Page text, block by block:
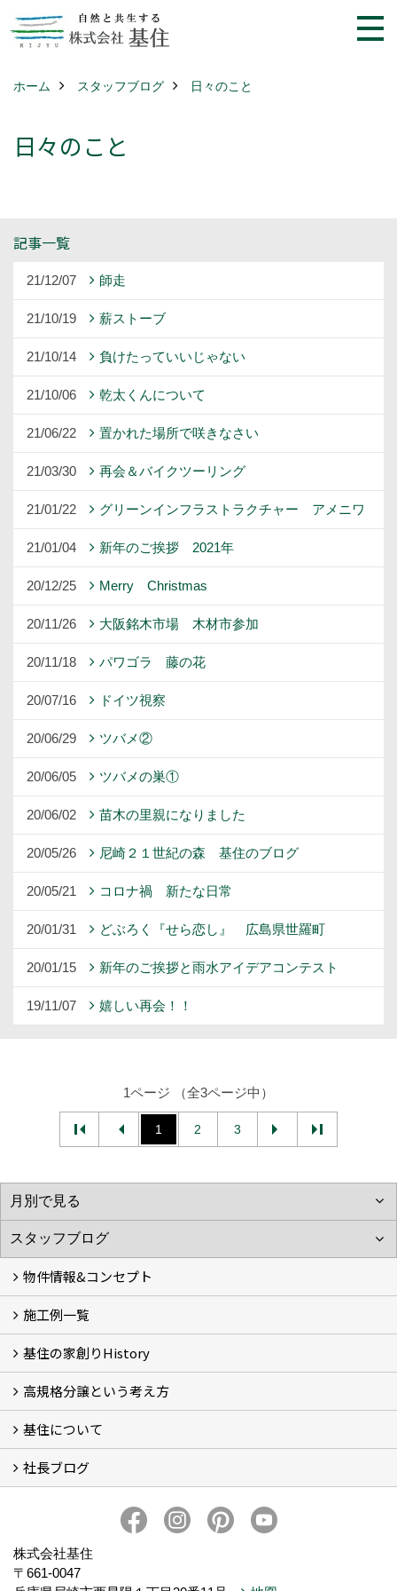
ホーム スタッフブログ 日々のこと
日々のこと
記事一覧
21/12/07 師走
21/10/19 薪ストーブ
21/10/14 負けたっていいじゃない
21/10/06 乾太くんについて
21/06/22 置かれた場所で咲きなさい
21/03/30 再会＆バイクツーリング
21/01/22 グリーンインフラストラクチャー アメニワ
21/01/04 新年のご挨拶 2021年
20/12/25 Merry Christmas
20/11/26 大阪銘木市場 木材市参加
20/11/18 パワゴラ 藤の花
20/07/16 ドイツ視察
20/06/29 ツバメ②
20/06/05 ツバメの巣①
20/06/02 苗木の里親になりました
20/05/26 尼崎２１世紀の森 基住のブログ
20/05/21 コロナ禍 新たな日常
20/01/31 どぶろく『せら恋し』 広島県世羅町
20/01/15 新年のご挨拶と雨水アイデアコンテスト
19/11/07 嬉しい再会！！
1ページ （全3ページ中）
1 2 3
物件情報&コンセプト
新着情報&基住の３つの家
イベント予告
イベント報告
施工例一覧
Photo Gallery
現場レポート
完工事例
お客様の声
基住の家創りHistory
基住の夢はもっと大きくもっと優しく
夢の実現へ
わが街をポートランドへ
アメノヨリミチ (3)
新築住宅事業
自然共生街創り事業
再生可能エネルギー事業
森の家コモンハウス【こもびお】
コンセプトハウス (2)
高規格分譲という考え方
高規格分譲ってなんだろう？
STUDIO KIJYU【スタジオ基住】
これからの家創り
知ってほしい１１のこと
基住について
基住について
会社概要
プライバシーポリシーについて
メンテナンスについて
トピックス
社長ブログ
株式会社基住
〒661-0047